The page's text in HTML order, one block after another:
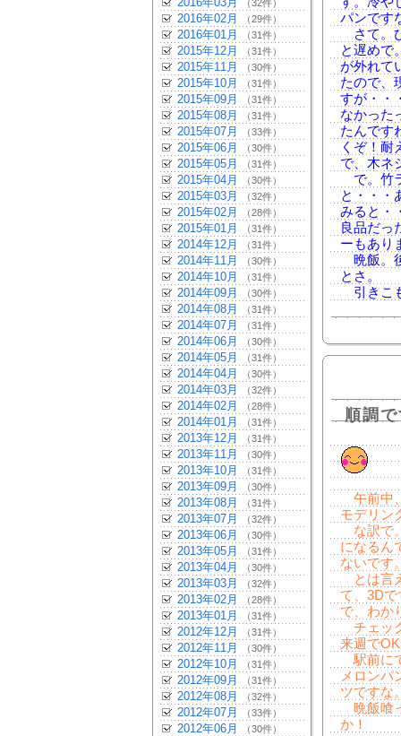
（32件）
2016年02月 （29件）
2016年01月 （31件）
2015年12月 （31件）
2015年11月 （30件）
2015年10月 （31件）
2015年09月 （31件）
2015年08月 （31件）
2015年07月 （33件）
2015年06月 （30件）
2015年05月 （31件）
2015年04月 （30件）
2015年03月 （32件）
2015年02月 （28件）
2015年01月 （31件）
2014年12月 （31件）
2014年11月 （30件）
2014年10月 （31件）
2014年09月 （30件）
2014年08月 （31件）
2014年07月 （31件）
2014年06月 （30件）
2014年05月 （31件）
2014年04月 （30件）
2014年03月 （32件）
2014年02月 （28件）
2014年01月 （31件）
2013年12月 （31件）
2013年11月 （30件）
2013年10月 （31件）
2013年09月 （30件）
2013年08月 （31件）
2013年07月 （32件）
2013年06月 （30件）
2013年05月 （31件）
2013年04月 （30件）
2013年03月 （32件）
2013年02月 （28件）
2013年01月 （31件）
2012年12月 （31件）
2012年11月 （30件）
2012年10月 （31件）
2012年09月 （31件）
2012年08月 （32件）
2012年07月 （33件）
2012年06月 （30件）
パンです
さて。
と遅めで
が外れて
たので、
すが・・
なかった
たんです
くぞ！
で、木ネ
で。竹
と・・・
みると・
良品だっ
ーもあり
晩飯。
とさ。
引きこ
順調
午前中
モデリン
な訳で
になるん
ないです
とは言
て、3Dで
で、わか
チェッ
来週で
駅前に
メロンパ
ツですな
晩飯喰
か！